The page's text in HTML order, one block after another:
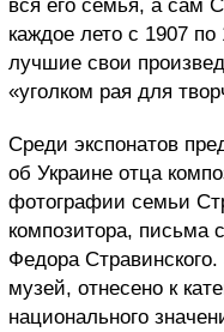
вся его семья, а сам
каждое лето с 1907
лучшие свои
«уголком рая для
Среди экспонатов
об Украине отца
фотографии семьи
композитора, письма
Федора
музей, отнесено к
национального